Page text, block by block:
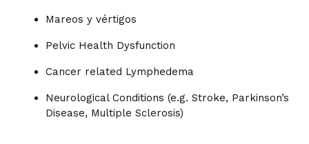
Mareos y vértigos
Pelvic Health Dysfunction
Cancer related Lymphedema
Neurological Conditions (e.g. Stroke, Parkinson’s
Disease, Multiple Sclerosis)